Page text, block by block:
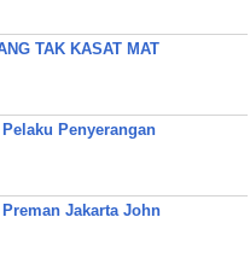
TAK KASAT MAT
Penyerangan
Jakarta John